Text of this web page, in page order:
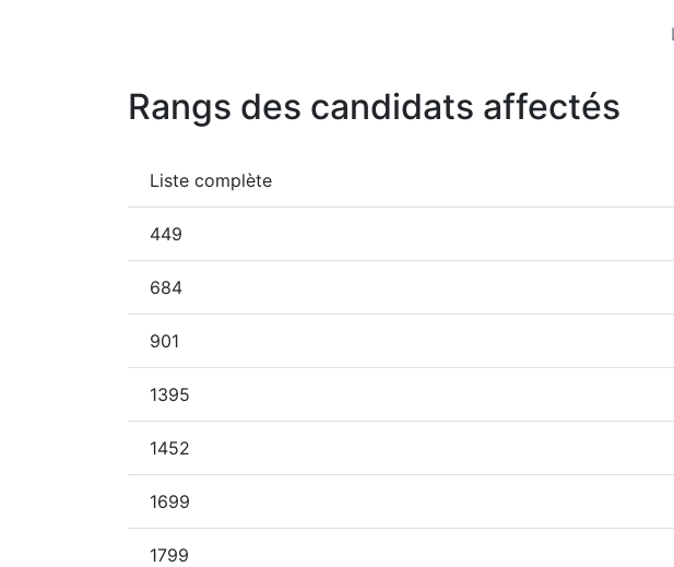
Rangs des candidats affectés
Liste complète
449
684
901
1395
1452
1699
1799